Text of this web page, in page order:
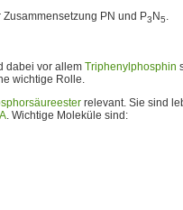
PN und P3 N5.
dabei vor allem Triphenylphosphin
wichtige Rolle.
relevant. Sie sind
. Wichtige Moleküle sind: